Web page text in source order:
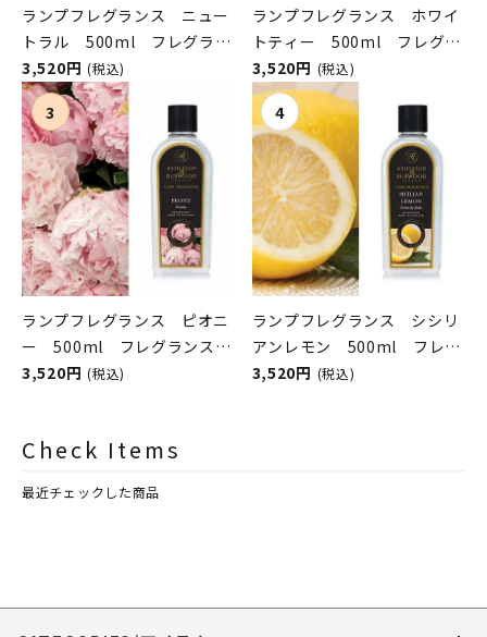
ランプフレグランス ニュー
トラル 500ml フレグラン
スランプ用オイル
ASHLEIGH&BURWOOD（ア
シュレイアンドバーウッド）
3,520円 (税込)
ランプフレグランス ホワイ
トティー 500ml フレグラ
ンスランプ用オイル
ASHLEIGH&BURWOOD（ア
シュレイアンドバーウッド）
3,520円 (税込)
ランプフレグランス ピオニ
ー 500ml フレグランスラ
ンプ用オイル
3,520円 (税込)
ランプフレグランス シシリ
アンレモン 500ml フレグ
ランスランプ用オイル
3,520円 (税込)
Check Items
最近チェックした商品